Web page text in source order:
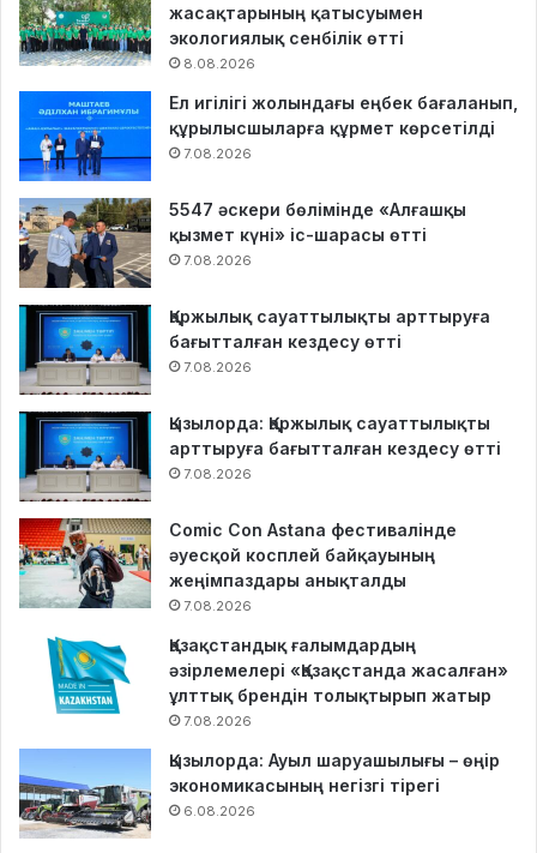
жасақтарының қатысуымен
экологиялық сенбілік өтті
8.08.2026
Ел игілігі жолындағы еңбек бағаланып,
құрылысшыларға құрмет көрсетілді
7.08.2026
5547 әскери бөлімінде «Алғашқы
қызмет күні» іс-шарасы өтті
7.08.2026
Қаржылық сауаттылықты арттыруға
бағытталған кездесу өтті
7.08.2026
Қызылорда: Қаржылық сауаттылықты
арттыруға бағытталған кездесу өтті
7.08.2026
Comic Con Astana фестивалінде
әуесқой косплей байқауының
жеңімпаздары анықталды
7.08.2026
Қазақстандық ғалымдардың
әзірлемелері «Қазақстанда жасалған»
ұлттық брендін толықтырып жатыр
7.08.2026
Қызылорда: Ауыл шаруашылығы – өңір
экономикасының негізгі тірегі
6.08.2026